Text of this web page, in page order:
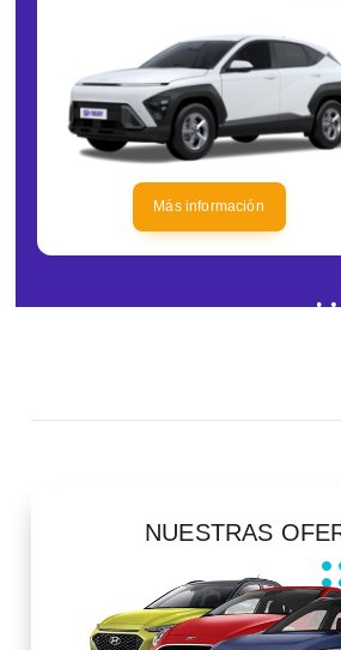
Más información
NUESTRAS